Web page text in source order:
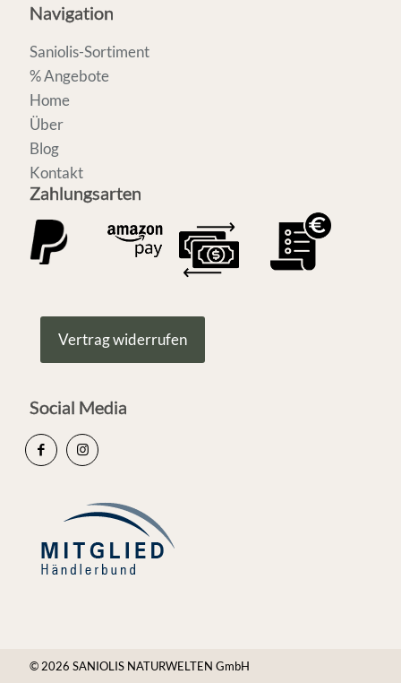
Navigation
Saniolis-Sortiment
% Angebote
Home
Über
Blog
Kontakt
Zahlungsarten
Vertrag widerrufen
Social Media
© 2026 SANIOLIS NATURWELTEN GmbH